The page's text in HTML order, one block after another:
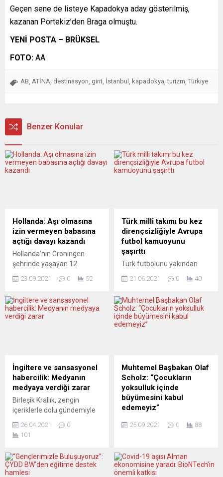
Geçen sene de listeye Kapadokya aday gösterilmiş,
kazanan Portekiz’den Braga olmuştu.
YENİ POSTA – BRÜKSEL
FOTO: AA
AB ATİNA destinasyon girit İstanbul kapadokya ,turizm Türkiye
Benzer Konular
Hollanda: Aşı olmasına
izin vermeyen babasına
açtığı davayı kazandı
Hollanda’nın Groningen
şehrinde yaşayan 12
koronavirüse (Covid-19)
vermeyen babasına açtığı
davayı kazandı. Hollanda’nın
bağladı. Kararda, çocuğun
menfaatinin, aşının
muhtemel risklerinden
üstün olduğu kaydedildi.
İsmi kararda belirtilmeyen
ve anne babası ayrı olan...
23.09.2021 0 52
Türk milli takımı bu kez
dirençsizliğiyle Avrupa
futbol kamuoyunu
şaşırttı
Türk futbolunu yakından
adamı Christoph Daum, Die
dirençsiz oynayan bir Türk
milli takımını hayatında hiç
görmediği yorumunda
Avrupa Şampiyonası Türk
futbolu için bir duraklama
noktası oldu. A Milli Takım
İsviçre’ye 3-1 yenilerek
daha...
21.06.2021 0 40
İngiltere ve sansasyonel
habercilik: Medyanın
medyaya verdiği zarar
Birleşik Krallık, zengin
içeriklerle dolu gündemiyle
çekiyor çekmesine, ancak
özellikle Türk medyası, aldığı
saygınlığına bakmaksızın
yayınlamaktan çekinmiyor
26.04.2021
0
101
Muhtemel Başbakan Olaf
Scholz: “Çocukların
yoksulluk içinde
büyümesini kabul
edemeyiz”
yapılacak genel seçimler
Köln kentinde gerçekleştirdi.
SPD’li politikacı, yeniden
25.09.2021 0 88